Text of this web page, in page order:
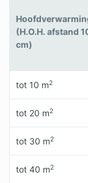
(H.O.H. afstand
cm)
tot 10 m2
tot 20 m2
tot 30 m2
tot 40 m2